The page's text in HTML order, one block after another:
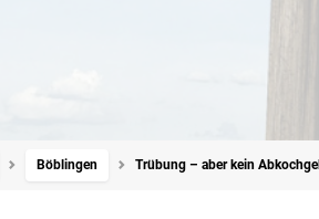
Böblingen Trübung – aber kein